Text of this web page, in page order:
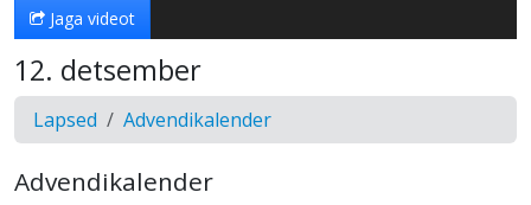
Jaga videot
12. detsember
Lapsed Advendikalender
Advendikalender